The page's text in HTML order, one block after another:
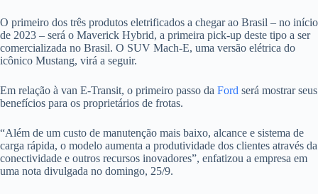
O primeiro dos três produtos eletrificados a chegar ao Brasil – no início
de 2023 – será o Maverick Hybrid, a primeira pick-up deste tipo a ser
comercializada no Brasil. O SUV Mach-E, uma versão elétrica do
icônico Mustang, virá a seguir.
Em relação à van E-Transit, o primeiro passo da Ford será mostrar seus
benefícios para os proprietários de frotas.
“Além de um custo de manutenção mais baixo, alcance e sistema de
carga rápida, o modelo aumenta a produtividade dos clientes através da
conectividade e outros recursos inovadores”, enfatizou a empresa em
uma nota divulgada no domingo, 25/9.